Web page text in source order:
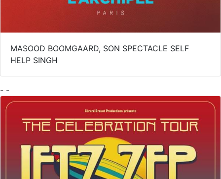
MASOOD BOOMGAARD, SON SPECTACLE SELF
HELP SINGH
- -